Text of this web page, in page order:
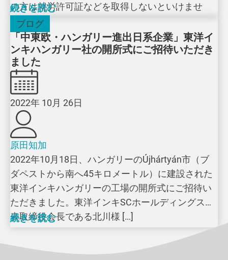
の方は就労許可証などを取得しないといけませ
ん。
続きを読む
ブログ
「中東欧・ハンガリー進出日系企業」東洋イ
ンキハンガリー社の開所式にご招待いただき
ました
2022年 10月 26日
原田知加
2022年10月18日、ハンガリーのÚjhártyán市（ブ
ダペストから南へ45キロメートル）に建設された
東洋インキハンガリーの工場の開所式にご招待い
ただきました。東洋インキSCホールディングス代
表取締役会長である北川様 […]
続きを読む